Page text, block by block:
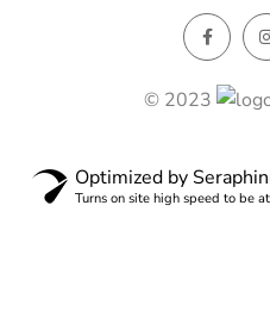
© 2023
Optimized by
Turns on site high speed to be